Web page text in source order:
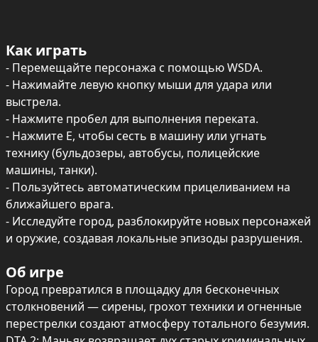
Как играть
- Перемещайте персонажа с помощью WSDA.
- Нажимайте левую кнопку мыши для удара или
выстрела.
- Нажмите пробел для выполнения переката.
- Нажмите E, чтобы сесть в машину или угнать
технику (бульдозеры, автобусы, полицейские
машины, танки).
- Пользуйтесь автоматическим прицеливанием на
ближайшего врага.
- Исследуйте город, разблокируйте новых персонажей
и оружие, создавая локальные эпизоды разрушения.
Об игре
Город превратился в площадку для бесконечных
столкновений — сирены, грохот техники и огненные
перестрелки создают атмосферу тотального безумия.